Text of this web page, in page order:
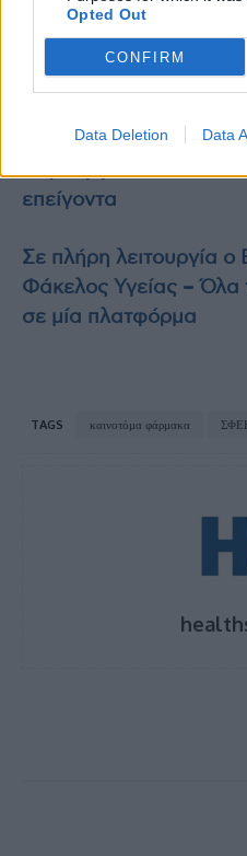
Opted Out
CONFIRM
Data Deletion Data
αποτελέσματα και
κατέληξε.
Διαβάστε επίσης
Το ΕΣΥ αλλάζει –
χειρουργείων και 18%
επείγοντα
Σε πλήρη λειτουργία ο
Φάκελος Υγείας – Όλα
σε μία πλατφόρμα
TAGS καινοτόμα φάρμακα